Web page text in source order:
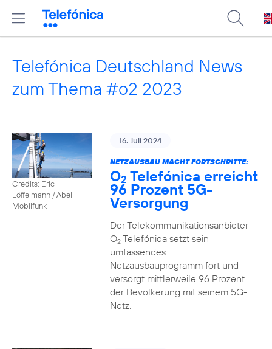
Telefónica Deutschland News
zum Thema #o2 2023
Credits: Eric
Löffelmann / Abel
Mobilfunk
16. Juli 2024
NETZAUSBAU MACHT FORTSCHRITTE:
O2 Telefónica erreicht
96 Prozent 5G-
Versorgung
Der Telekommunikationsanbieter
O2Telefónica setzt sein
umfassendes
Netzausbauprogramm fort und
versorgt mittlerweile 96 Prozent
der Bevölkerung mit seinem 5G-
Netz.